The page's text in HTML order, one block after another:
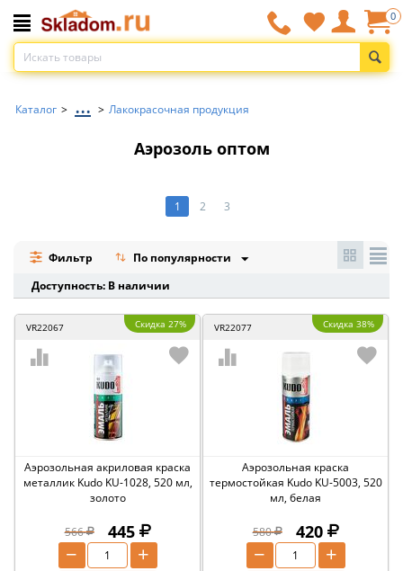
0
Каталог > ... > Лакокрасочная продукция
Аэрозоль оптом
1 2 3
Фильтр
По популярности
Доступность: В наличии
VR22067 Скидка 27%
Аэрозольная акриловая краска
металлик Kudo KU-1028, 520 мл,
золото
566 445
+
−
VR22077 Скидка 38%
Аэрозольная краска
термостойкая Kudo KU-5003, 520
мл, белая
580 420
+
−